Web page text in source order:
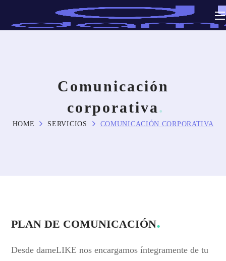
Comunicación
corporativa
HOME SERVICIOS COMUNICACIÓN CORPORATIVA
PLAN DE COMUNICACIÓN
Desde dameLIKE nos encargamos íntegramente de tu